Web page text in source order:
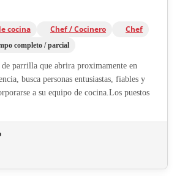
cocina Chef / Cocinero Chef
completo / parcial
parrilla que abrira proximamente en
busca personas entusiastas, fiables y
a su equipo de cocina.Los puestos